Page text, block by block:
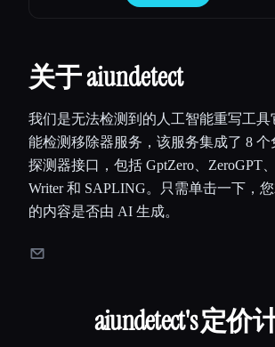
关于 aiundetect
我们是无法检测到的人工智能重写工具
能检测移除器服务，该服务集成了 8
探测器接口，包括 GptZero、ZeroGPT、
Writer 和 SAPLING。只需单击一下，
的内容是否由 AI 生成。
aiundetect's 定价